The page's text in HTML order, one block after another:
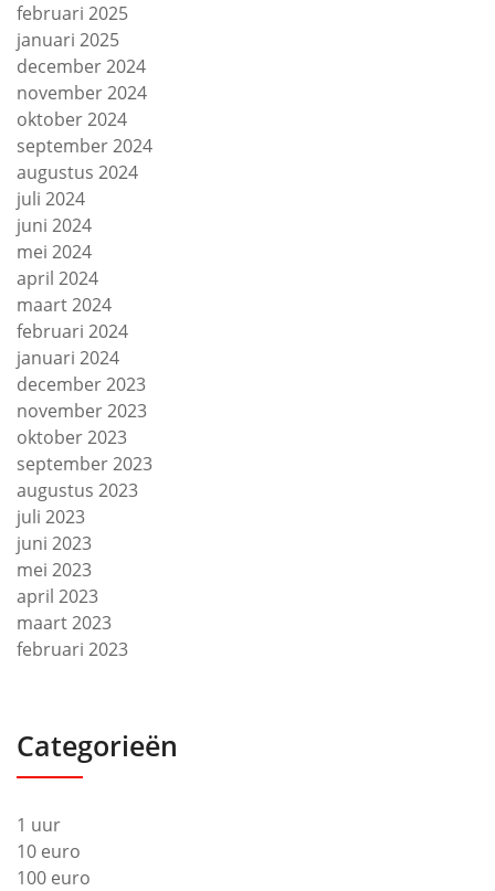
februari 2025
januari 2025
december 2024
november 2024
oktober 2024
september 2024
augustus 2024
juli 2024
juni 2024
mei 2024
april 2024
maart 2024
februari 2024
januari 2024
december 2023
november 2023
oktober 2023
september 2023
augustus 2023
juli 2023
juni 2023
mei 2023
april 2023
maart 2023
februari 2023
Categorieën
1 uur
10 euro
100 euro